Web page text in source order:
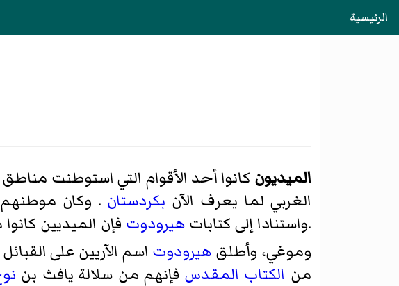
الرئيسية
الميديون كانوا أحد الأقوام التي استوطنت مناطق
الغربي لما يعرف الآن بكردستان . وكان
.واستنادا إلى كتاباتهيرودوت
وموغي، وأطلق هيرودوت اسم الآريين على
من الكتاب المقدس فإنهم من سلالة يافث بن